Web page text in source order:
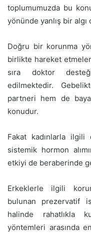
toplumumuzda bu
yönünde yanlış bir
Doğru bir korunma
birlikte hareket
sıra doktor
edilmektedir.
partneri hem de
konudur.
Fakat kadınlarla
sistemik hormon
etkiyi de beraberinde
Erkeklerle ilgili
bulunan prezervatif
halinde rahatlıkla
yöntemleri arasında